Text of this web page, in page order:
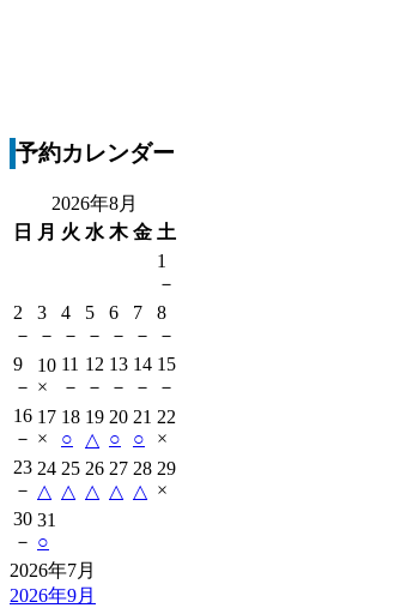
予約カレンダー
2026年8月
日
月 火 水 木 金 土
1
－
2
－
3
－
4
－
5
－
6
－
7
－
8
－
9
－
10
×
11
－
12
－
13
－
14
－
15
－
16
－
17
×
18
○
19
△
20
○
21
○
22
×
23
－
24
△
25
△
26
△
27
△
28
△
29
×
30
－
31
○
2026年7月
2026年9月